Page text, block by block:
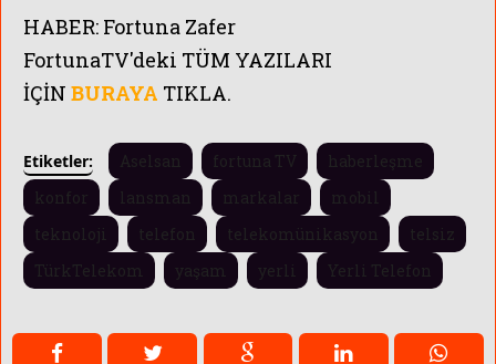
HABER: Fortuna Zafer
FortunaTV'deki TÜM YAZILARI
İÇİN BURAYA TIKLA.
Etiketler: Aselsan fortuna TV
haberleşme
konfor
lansman markalar
mobil
teknoloji
telefon telekomünikasyon
telsiz
TürkTelekom
yaşam yerli Yerli Telefon